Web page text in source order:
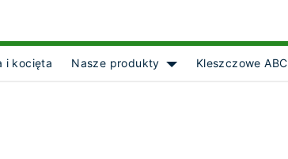
i kocięta
Nasze produkty
Kleszczowe ABC